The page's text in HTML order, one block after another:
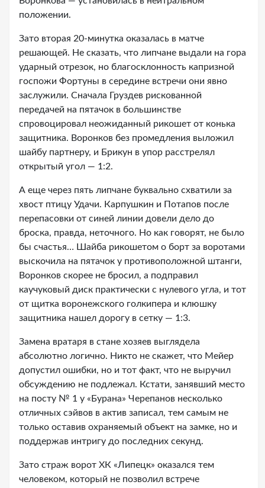
положении.
Зато вторая 20-минутка оказалась в матче
решающей. Не сказать, что липчане выдали на гора
ударный отрезок, но благосклонность капризной
госпожи Фортуны в середине встречи они явно
заслужили. Сначала Груздев рискованной
передачей на пятачок в большинстве
спровоцировал неожиданный рикошет от конька
защитника. Воронков без промедления выложил
шайбу партнеру, и Брикун в упор расстрелял
открытый угол — 1:2.
А еще через пять липчане буквально схватили за
хвост птицу Удачи. Карпушкин и Потапов после
перепасовки от синей линии довели дело до
броска, правда, неточного. Но как говорят, не было
бы счастья… Шайба рикошетом о борт за воротами
выскочила на пятачок у противоположной штанги,
Воронков скорее не бросил, а подправил
каучуковый диск практически с нулевого угла, и тот
от щитка воронежского голкипера и клюшку
защитника нашел дорогу в сетку — 1:3.
Замена вратаря в стане хозяев выглядела
абсолютно логично. Никто не скажет, что Мейер
допустил ошибки, но и тот факт, что не выручил
обсуждению не подлежал. Кстати, занявший место
на посту № 1 у «Бурана» Черепанов несколько
отличных сэйвов в актив записал, тем самым не
только оставив охраняемый объект на замке, но и
поддержав интригу до последних секунд.
Зато страж ворот ХК «Липецк» оказался тем
человеком, который не позволил встрече